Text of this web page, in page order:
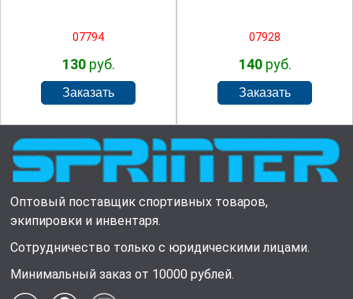
07794
130руб.
07928
140руб.
Оптовый поставщик спортивных товаров,
экипировки и инвентаря.
Сотрудничество только с юридическими лицами.
Минимальный заказ от 10000 рублей.